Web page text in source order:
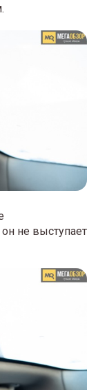
не выступает